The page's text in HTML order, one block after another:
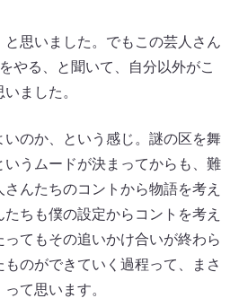
思いました。でもこの芸人さん
やる、と聞いて、自分以外がこ
ました。
いのか、という感じ。謎の区を舞
うムードが決まってからも、難
んたちのコントから物語を考え
ちも僕の設定からコントを考え
てもその追いかけ合いが終わら
のができていく過程って、まさ
て思います。